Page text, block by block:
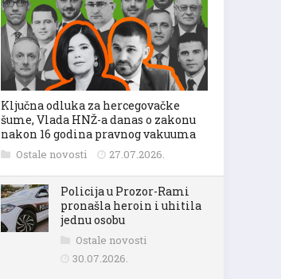
Ključna odluka za hercegovačke
šume, Vlada HNŽ-a danas o zakonu
nakon 16 godina pravnog vakuuma
Ostale novosti 27.07.2026.
Policija u Prozor-Rami
pronašla heroin i uhitila
jednu osobu
Ostale novosti
30.07.2026.